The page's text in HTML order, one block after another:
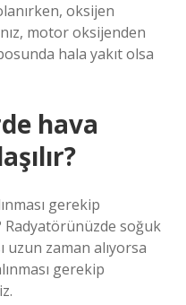
oksijen
motor oksijenden
hala yakıt olsa
hava
gerekip
Radyatörünüzde soğuk
uzun zaman alıyorsa
gerekip